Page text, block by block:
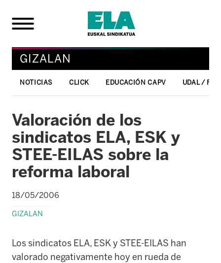
GIZALAN
NOTICIAS CLICK EDUCACIÓN CAPV UDAL /
Valoración de los
sindicatos ELA, ESK y
STEE-EILAS sobre la
reforma laboral
18/05/2006
GIZALAN
Los sindicatos ELA, ESK y STEE-EILAS han
valorado negativamente hoy en rueda de